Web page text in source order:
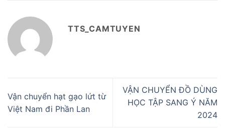
TTS_CAMTUYEN
Vận chuyển hạt gạo lứt từ
Việt Nam đi Phần Lan
VẬN CHUYỂN ĐỒ DÙNG
HỌC TẬP SANG Ý NĂM
2024